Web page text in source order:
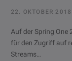
22. OKTOBER 2018
Auf der Spring One
für den Zugriff auf
Streams…